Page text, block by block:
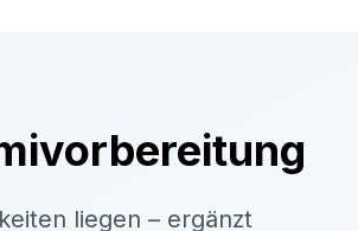
liegen – ergänzt